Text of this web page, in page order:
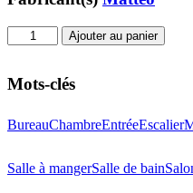
quantité
de
W36524MB
Ajouter au panier
Mots-clés
BureauChambreEntréeEscalier
Salle à mangerSalle de bain